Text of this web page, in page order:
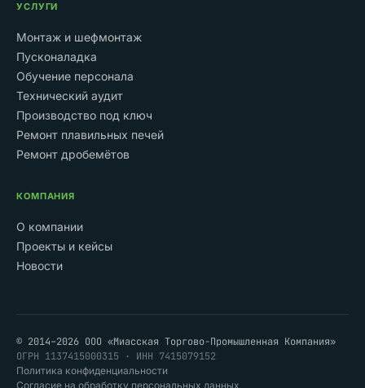
УСЛУГИ
Монтаж и шефмонтаж
Пусконаладка
Обучение персонала
Технический аудит
Производство под ключ
Ремонт плавильных печей
Ремонт дробемётов
КОМПАНИЯ
О компании
Проекты и кейсы
Новости
© 2014–2026 ООО «Миасская Торгово-Промышленная Компания»
ОГРН 1137415000315 · ИНН 7415079152
Политика конфиденциальности
Согласие на обработку персональных данных